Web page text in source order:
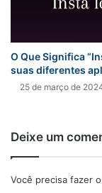
O Que Significa
suas diferentes
25 de março de
Deixe um
Você precisa fazer o